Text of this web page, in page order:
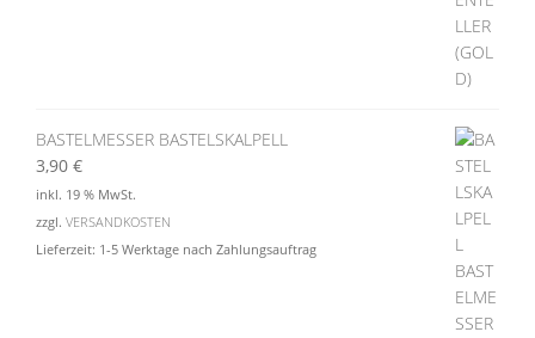
BASTELMESSER BASTELSKALPELL
3,90 €
inkl. 19 % MwSt.
zzgl. VERSANDKOSTEN
Lieferzeit: 1-5 Werktage nach Zahlungsauftrag